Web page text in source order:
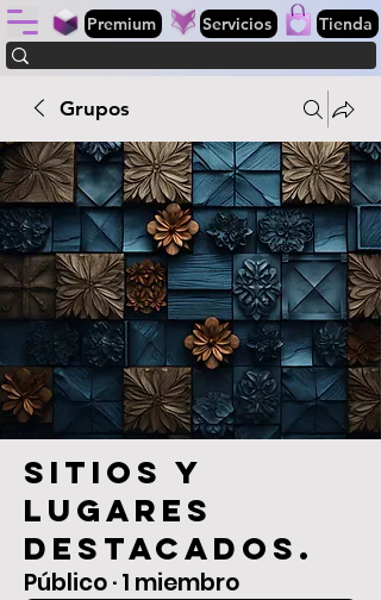
Premium Servicios Tienda
Grupos
Sitios y
lugares
destacados.
Público·1 miembro